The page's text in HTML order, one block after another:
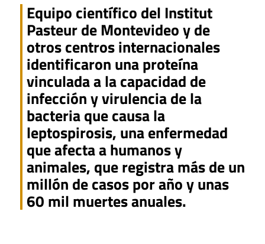
Equipo científico del Institut
Pasteur de Montevideo y de
otros centros internacionales
identificaron una proteína
vinculada a la capacidad de
infección y virulencia de la
bacteria que causa la
leptospirosis, una enfermedad
que afecta a humanos y
animales, que registra más de un
millón de casos por año y unas
60 mil muertes anuales.